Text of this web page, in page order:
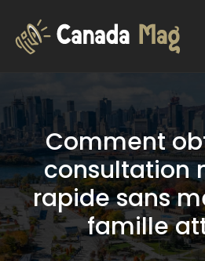
Comment
consultation
rapide sans
famille